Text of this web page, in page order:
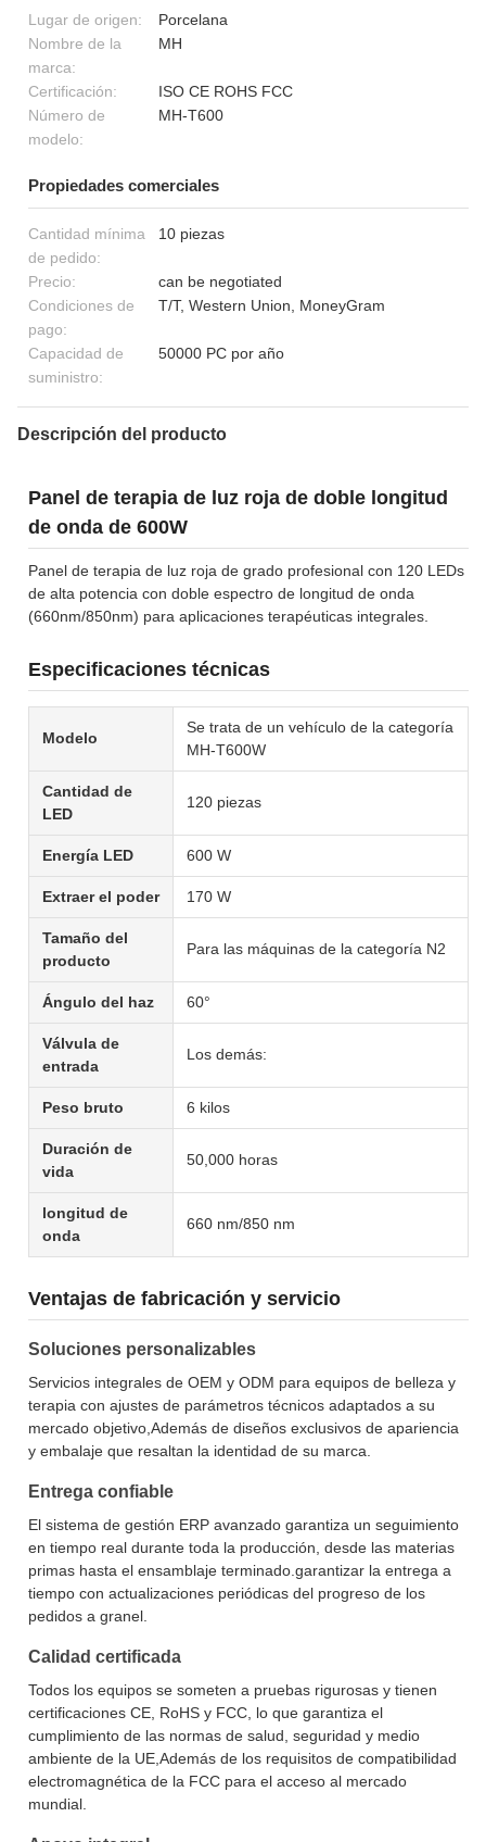
Lugar de origen:
Porcelana
Nombre de la
marca:
MH
Certificación:
ISO CE ROHS FCC
Número de
modelo:
MH-T600
Propiedades comerciales
Cantidad mínima
de pedido:
10 piezas
Precio:
can be negotiated
Condiciones de
pago:
T/T, Western Union, MoneyGram
Capacidad de
suministro:
50000 PC por año
Descripción del producto
Panel de terapia de luz roja de doble longitud
de onda de 600W
Panel de terapia de luz roja de grado profesional con 120 LEDs
de alta potencia con doble espectro de longitud de onda
(660nm/850nm) para aplicaciones terapéuticas integrales.
Especificaciones técnicas
Modelo
Se trata de un vehículo de la categoría
MH-T600W
Cantidad de
LED
120 piezas
Energía LED 600 W
Extraer el poder 170 W
Tamaño del
producto
Para las máquinas de la categoría N2
Ángulo del haz 60°
Válvula de
entrada
Los demás:
Peso bruto 6 kilos
Duración de
vida
50,000 horas
longitud de
onda
660 nm/850 nm
Ventajas de fabricación y servicio
Soluciones personalizables
Servicios integrales de OEM y ODM para equipos de belleza y
terapia con ajustes de parámetros técnicos adaptados a su
mercado objetivo,Además de diseños exclusivos de apariencia
y embalaje que resaltan la identidad de su marca.
Entrega confiable
El sistema de gestión ERP avanzado garantiza un seguimiento
en tiempo real durante toda la producción, desde las materias
primas hasta el ensamblaje terminado.garantizar la entrega a
tiempo con actualizaciones periódicas del progreso de los
pedidos a granel.
Calidad certificada
Todos los equipos se someten a pruebas rigurosas y tienen
certificaciones CE, RoHS y FCC, lo que garantiza el
cumplimiento de las normas de salud, seguridad y medio
ambiente de la UE,Además de los requisitos de compatibilidad
electromagnética de la FCC para el acceso al mercado
mundial.